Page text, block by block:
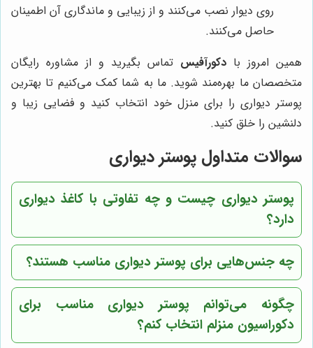
روی دیوار نصب می‌کنند و از زیبایی و ماندگاری آن اطمینان
حاصل می‌کنند.
همین امروز با دکورآفیس تماس بگیرید و از مشاوره رایگان
متخصصان ما بهره‌مند شوید. ما به شما کمک می‌کنیم تا بهترین
پوستر دیواری را برای منزل خود انتخاب کنید و فضایی زیبا و
دلنشین را خلق کنید.
سوالات متداول پوستر دیواری
پوستر دیواری چیست و چه تفاوتی با کاغذ دیواری
دارد؟
چه جنس‌هایی برای پوستر دیواری مناسب هستند؟
چگونه می‌توانم پوستر دیواری مناسب برای
دکوراسیون منزلم انتخاب کنم؟